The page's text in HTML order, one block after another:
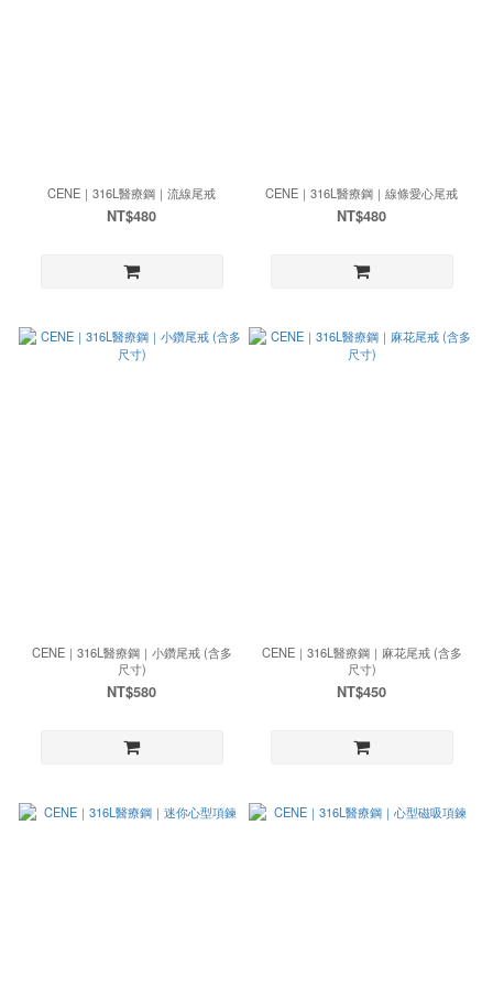
CENE｜316L醫療鋼｜流線尾戒
NT$480
CENE｜316L醫療鋼｜線條愛心尾戒
NT$480
CENE｜316L醫療鋼｜小鑽尾戒 (含多
尺寸)
NT$580
CENE｜316L醫療鋼｜麻花尾戒 (含多
尺寸)
NT$450